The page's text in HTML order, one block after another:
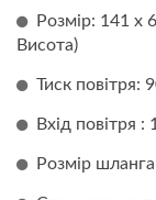
Розмір: 141 x
Висота)
Тиск повітря:
Вхід повітря :
Розмір